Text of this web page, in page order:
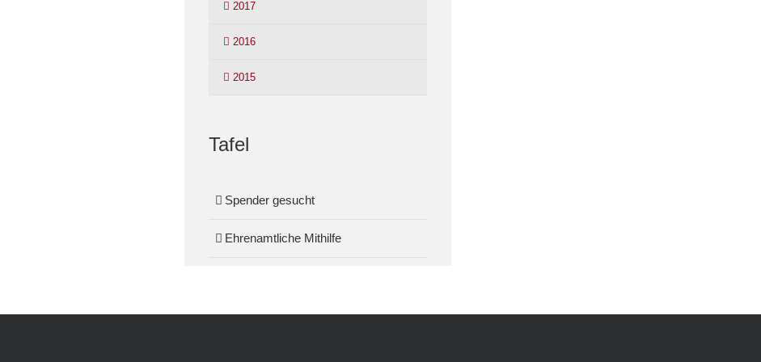
2017
2016
2015
Tafel
Spender gesucht
Ehrenamtliche Mithilfe